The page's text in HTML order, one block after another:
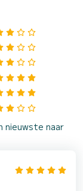
nieuwste naar